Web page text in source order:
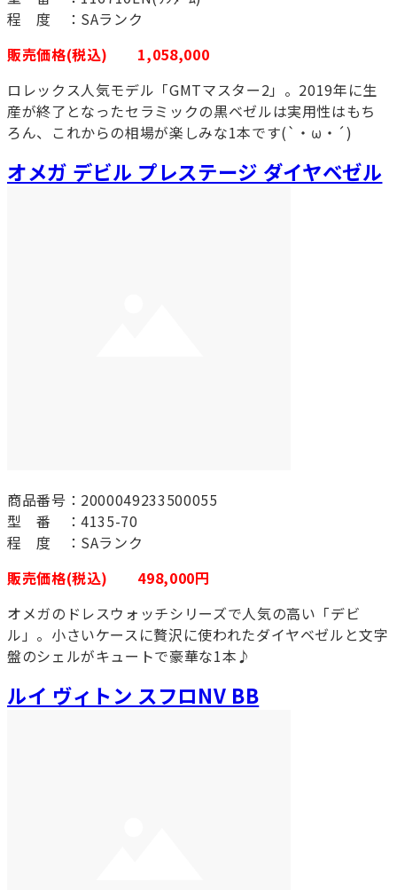
程 度 ：SAランク
販売価格(税込) 1,058,000
ロレックス人気モデル「GMTマスター2」。2019年に生
産が終了となったセラミックの黒ベゼルは実用性はもち
ろん、これからの相場が楽しみな1本です(`・ω・´)
オメガ デビル プレステージ ダイヤベゼル
商品番号：2000049233500055
型 番 ：4135-70
程 度 ：SAランク
販売価格(税込) 498,000円
オメガのドレスウォッチシリーズで人気の高い「デビ
ル」。小さいケースに贅沢に使われたダイヤベゼルと文字
盤のシェルがキュートで豪華な1本♪
ルイ ヴィトン スフロNV BB